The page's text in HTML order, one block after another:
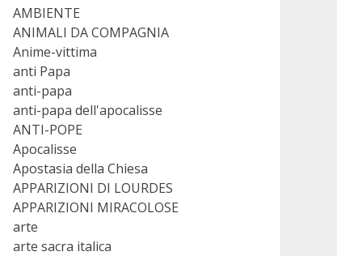
AMBIENTE
ANIMALI DA COMPAGNIA
Anime-vittima
anti Papa
anti-papa
anti-papa dell'apocalisse
ANTI-POPE
Apocalisse
Apostasia della Chiesa
APPARIZIONI DI LOURDES
APPARIZIONI MIRACOLOSE
arte
arte sacra italica